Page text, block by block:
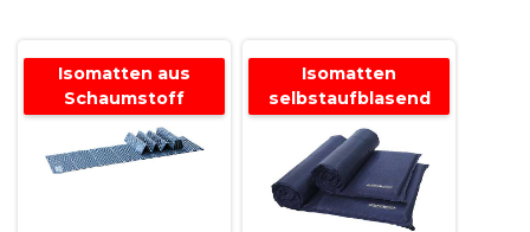
Isomatten aus
Schaumstoff
Isomatten
selbstaufblasend